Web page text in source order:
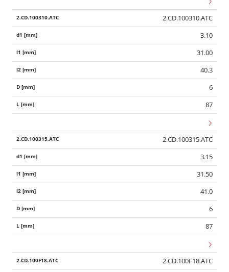
2.CD.100310.ATC
3.10
31.00
40.3
6
87
2.CD.100315.ATC
3.15
31.50
41.0
6
87
2.CD.100F18.ATC